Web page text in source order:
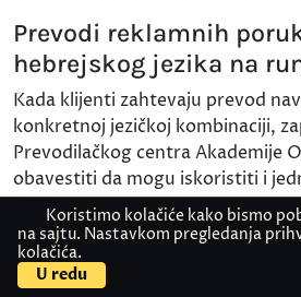
Prevodi reklamnih
hebrejskog jezika na
Kada klijenti zahtevaju prevod
konkretnoj jezičkoj kombinaciji,
Prevodilačkog centra Akademije
obavestiti da mogu iskoristiti i
usluga. Naime, ova institucija u
reklamnih poruka, kao i ostalih
odnosno uslugu koja
profesionalnu sinhronizaciju.
Kontaktirajte nas
Koristimo kolačiće kako bismo
na sajtu. Nastavkom pregledanja
kolačića.
U redu